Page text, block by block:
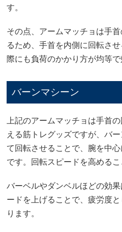
す。
その点、アームマッチョは手
るため、手首を内側に回転さ
際にも負荷のかかり方が均等で
バーンマシーン
上記のアームマッチョは手首
える筋トレグッズですが、バ
て回転させることで、腕を中
です。回転スピードを高める
バーベルやダンベルほどの効
ードを上げることで、疲労度
ります。